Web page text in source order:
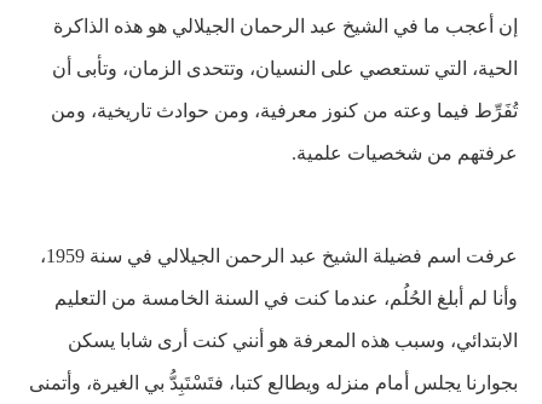
إن أعجب ما في الشيخ عبد الرحمان الجيلالي هو هذه الذاكرة
الحية، التي تستعصي على النسيان، وتتحدى الزمان، وتأبى أن
تُفَرِّط فيما وعته من كنوز معرفية، ومن حوادث تاريخية، ومن
عرفتهم من شخصيات علمية.
عرفت اسم فضيلة الشيخ عبد الرحمن الجيلالي في سنة 1959،
وأنا لم أبلغ الحُلُم، عندما كنت في السنة الخامسة من التعليم
الابتدائي، وسبب هذه المعرفة هو أنني كنت أرى شابا يسكن
بجوارنا يجلس أمام منزله ويطالع كتبا، فتَسْتَبِدُّ بي الغيرة، وأتمنى